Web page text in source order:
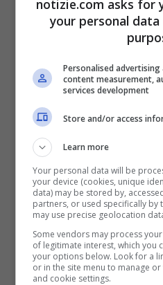
insegne nel mondo
e le persone che si
Le fonti interne
nuovo modello
del precedente GPT-
a determinati tipi di
un significativo
capacità
notizie.com asks for
your personal
Personalised
content measurement,
services development
Store and/or access
Learn more
Your personal data will be
your device (cookies, unique
data) may be stored by,
partners, or used specifically by
may use precise geolocation
Some vendors may process
of legitimate interest, which you
your options below. Look for a
or in the site menu to manage
and cookie settings.